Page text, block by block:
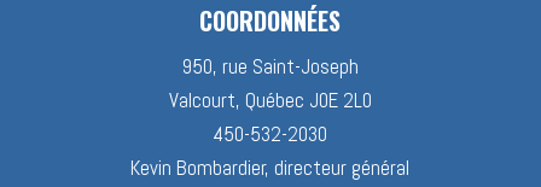
COORDONNÉES
950, rue Saint-Joseph
Valcourt, Québec J0E 2L0
450-532-2030
Kevin Bombardier, directeur général